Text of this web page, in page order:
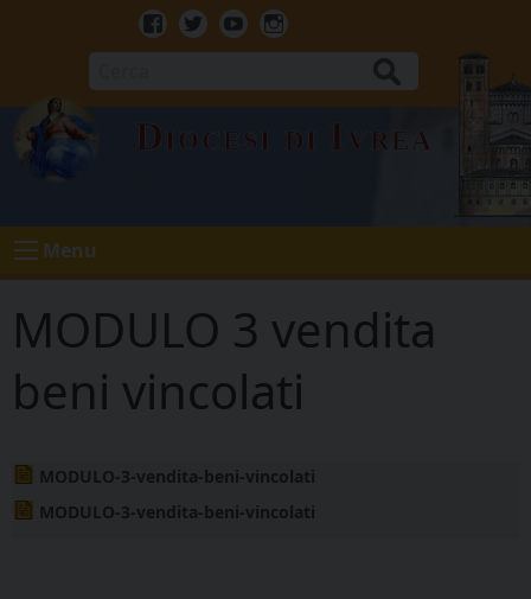
Facebook
TwitterYoutubeInstagram
Diocesi di Ivrea
Menu
MODULO 3 vendita
beni vincolati
MODULO-3-vendita-beni-vincolati
MODULO-3-vendita-beni-vincolati